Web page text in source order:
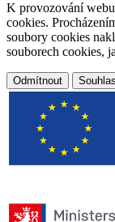
K provozování
cookies.
soubory cookies
souborech cookies,
Odmítnout